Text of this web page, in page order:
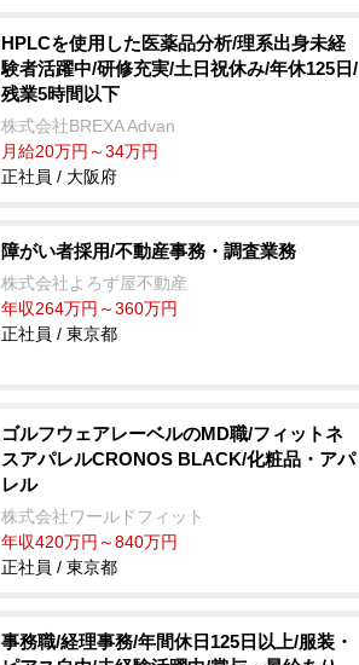
HPLCを使用した医薬品分析/理系出身未経
験者活躍中/研修充実/土日祝休み/年休125日/
残業5時間以下
株式会社BREXA Advan
月給20万円～34万円
正社員 / 大阪府
障がい者採用/不動産事務・調査業務
株式会社よろず屋不動産
年収264万円～360万円
正社員 / 東京都
ゴルフウェアレーベルのMD職/フィットネ
スアパレルCRONOS BLACK/化粧品・アパ
レル
株式会社ワールドフィット
年収420万円～840万円
正社員 / 東京都
事務職/経理事務/年間休日125日以上/服装・